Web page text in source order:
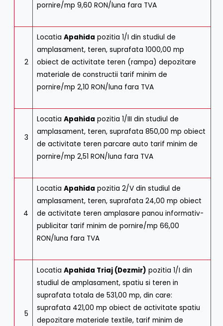
pornire/mp 9,60 RON/luna fara TVA
2
LocatiaApahida pozitia 1/I din studiul de
amplasament, teren, suprafata 1000,00 mp
obiect de activitate teren (rampa) depozitare
materiale de constructii tarif minim de
pornire/mp 2,10 RON/luna fara TVA
3
LocatiaApahida pozitia 1/III din studiul de
amplasament, teren, suprafata 850,00 mp obiect
de activitate teren parcare auto tarif minim de
pornire/mp 2,51 RON/luna fara TVA
4
LocatiaApahida pozitia 2/V din studiul de
amplasament, teren, suprafata 24,00 mp obiect
de activitate teren amplasare panou informativ-
publicitar tarif minim de pornire/mp 66,00
RON/luna fara TVA
5
LocatiaApahida Triaj (Dezmir) pozitia 1/I din
studiul de amplasament, spatiu si teren in
suprafata totala de 531,00 mp, din care:
suprafata 421,00 mp obiect de activitate spatiu
depozitare materiale textile, tarif minim de